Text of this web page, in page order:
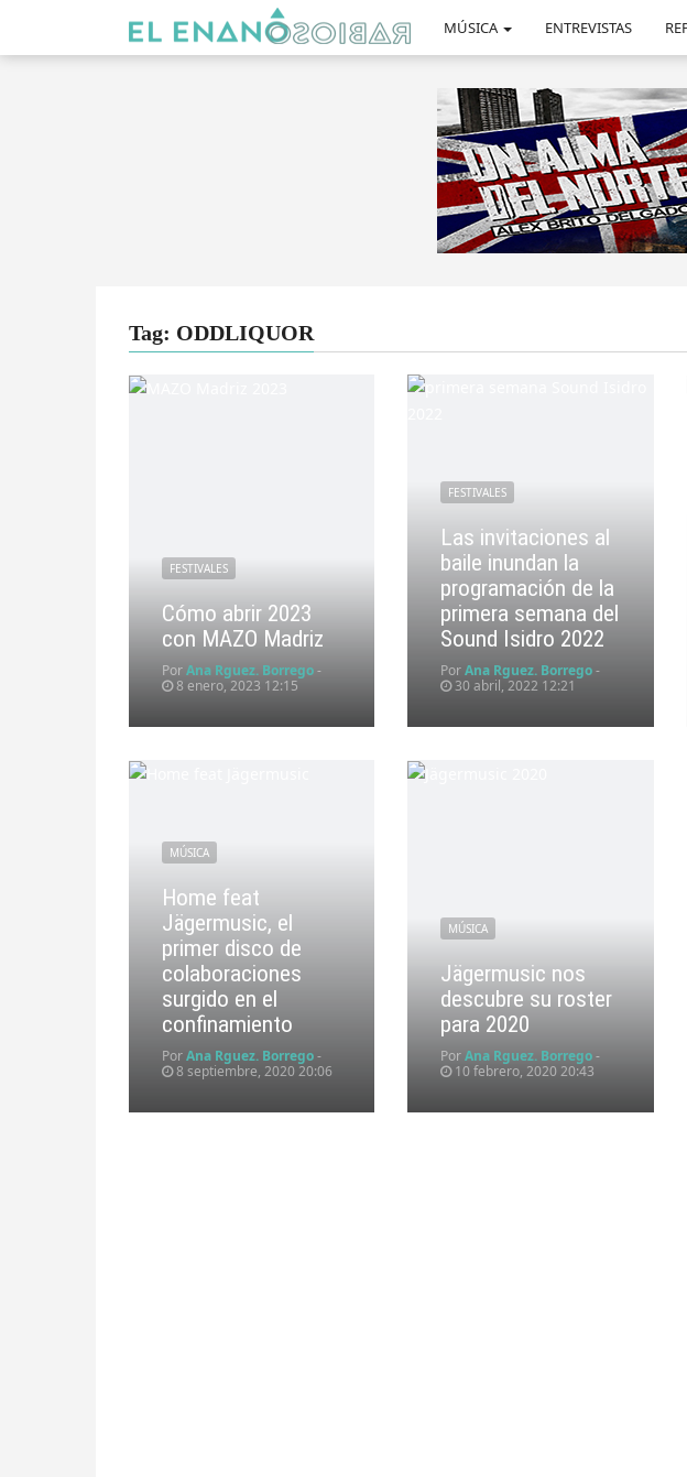
MÚSICA ENTREVISTAS
Tag: ODDLIQUOR
FESTIVALES
Cómo abrir 2023
con MAZO Madriz
PorAna Rguez. Borrego-
8 enero, 2023 12:15
FESTIVALES
Las invitaciones al
baile inundan la
programación de la
primera semana del
Sound Isidro 2022
PorAna Rguez. Borrego-
30 abril, 2022 12:21
MÚSICA
Home feat
Jägermusic, el
primer disco de
colaboraciones
surgido en el
confinamiento
PorAna Rguez. Borrego-
8 septiembre, 2020 20:06
MÚSICA
Jägermusic nos
descubre su roster
para 2020
PorAna Rguez. Borrego-
10 febrero, 2020 20:43